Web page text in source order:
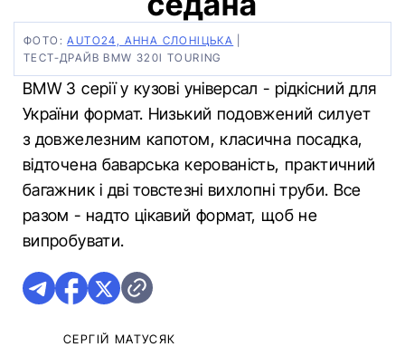
ФОТО:AUTO24, АННА СЛОНІЦЬКА
ТЕСТ-ДРАЙВ BMW 320I TOURING
BMW 3 серії у кузові універсал - рідкісний для
України формат. Низький подовжений силует
з довжелезним капотом, класична посадка,
відточена баварська керованість, практичний
багажник і дві товстезні вихлопні труби. Все
разом - надто цікавий формат, щоб не
випробувати.
СЕРГІЙ МАТУСЯК